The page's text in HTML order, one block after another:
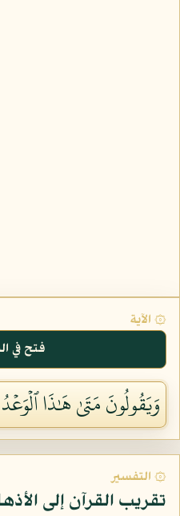
۞ الآية
فتح في
وَيَقُولُونَ مَتَىٰ هَٰذَا
۞ التفسير
تقريب القرآن إلى